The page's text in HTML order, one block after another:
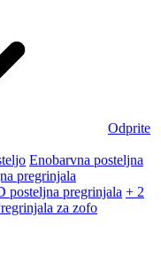
Odprite
Enobarvna posteljna
pregrinjala
posteljna pregrinjala + 2
za zofo